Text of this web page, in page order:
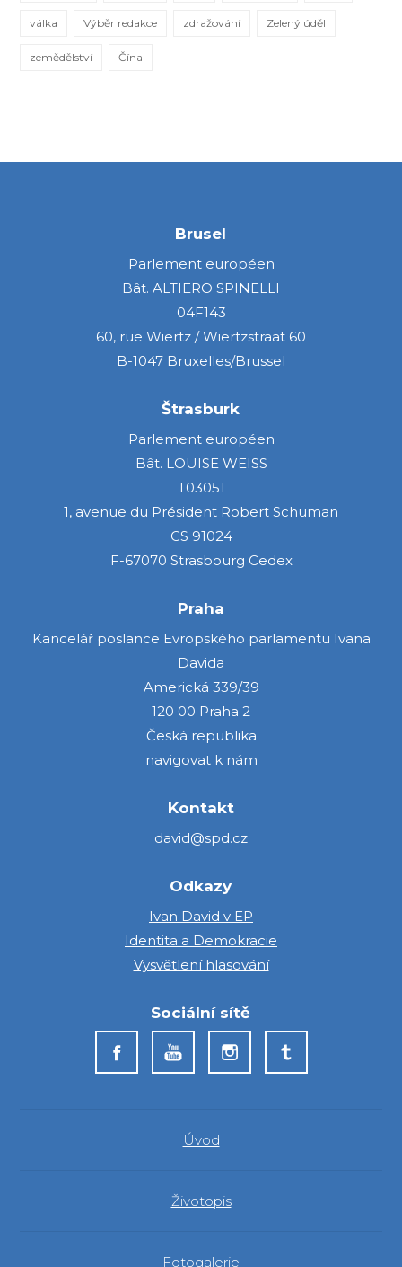
válka Výběr redakce zdražování Zelený úděl
zemědělství Čína
Brusel
Parlement européen
Bât. ALTIERO SPINELLI
04F143
60, rue Wiertz / Wiertzstraat 60
B-1047 Bruxelles/Brussel
Štrasburk
Parlement européen
Bât. LOUISE WEISS
T03051
1, avenue du Président Robert Schuman
CS 91024
F-67070 Strasbourg Cedex
Praha
Kancelář poslance Evropského parlamentu Ivana
Davida
Americká 339/39
120 00 Praha 2
Česká republika
navigovat k nám
Kontakt
david@spd.cz
Odkazy
Ivan David v EP
Identita a Demokracie
Vysvětlení hlasování
Sociální sítě
Úvod
Životopis
Fotogalerie